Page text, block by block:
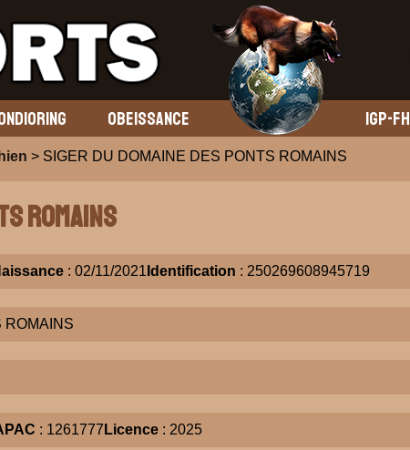
OBEISSANCE IGP-FH
> SIGER DU DOMAINE DES PONTS ROMAINS
ROMAINS
: 02/11/2021 Identification : 250269608945719
ROMAINS
: 1261777 Licence : 2025